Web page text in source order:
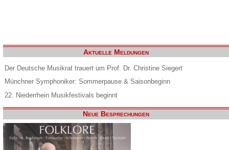
Aktuelle Meldungen
Der Deutsche Musikrat trauert um Prof. Dr. Christine Siegert
Münchner Symphoniker: Sommerpause & Saisonbeginn
22. Niederrhein Musikfestivals beginnt
Neue Besprechungen